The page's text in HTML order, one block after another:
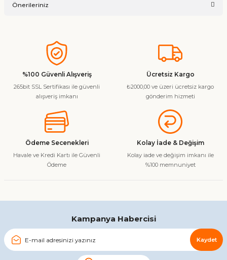
Önerileriniz
konularda yetersiz gördüğünüz noktaları öneri formunu
kullanarak tarafımıza iletebilirsiniz.
Görüş ve önerileriniz için teşekkür ederiz.
Ürün resmi kalitesiz, bozuk veya görüntülenemiyor.
Ürün bilgilerinde hatalar bulunuyor.
Ürün fiyatı diğer sitelerden daha pahalı.
Gönder
%100 Güvenli Alışveriş
265bit SSL Sertifikası ile güvenli
alışveriş imkanı
Ücretsiz Kargo
₺2000,00 ve üzeri ücretsiz kargo
gönderim hizmeti
Ödeme Secenekleri
Havale ve Kredi Kartı ile Güvenli
Ödeme
Kolay İade & Değişim
Kolay iade ve değişim imkanı ile
%100 memnuniyet
Kampanya Habercisi
Kaydet